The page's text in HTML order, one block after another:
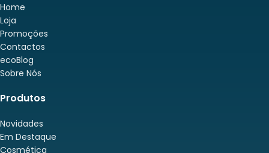
Home
Loja
Promoções
Contactos
ecoBlog
Sobre Nós
Produtos
Novidades
Em Destaque
Cosmética